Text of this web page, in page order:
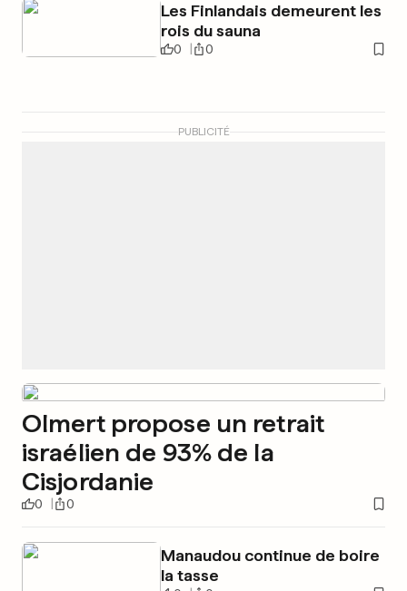
Les Finlandais demeurent les
rois du sauna
0 0
PUBLICITÉ
Olmert propose un retrait
israélien de 93% de la
Cisjordanie
0 0
Manaudou continue de boire
la tasse